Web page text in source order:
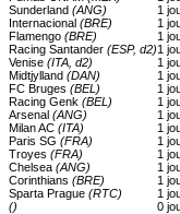
Sunderland (ANG)
1
Internacional (BRE)
1
Flamengo (BRE)
1
Racing Santander (ESP, d2)1
Venise (ITA, d2)
1
Midtjylland (DAN)
1
FC Bruges (BEL)
1
Racing Genk (BEL)
1
Arsenal (ANG)
1
Milan AC (ITA)
1
Paris SG (FRA)
1
Troyes (FRA)
1
Chelsea (ANG)
1
Corinthians (BRE)
1
Sparta Prague (RTC)
1
()
0